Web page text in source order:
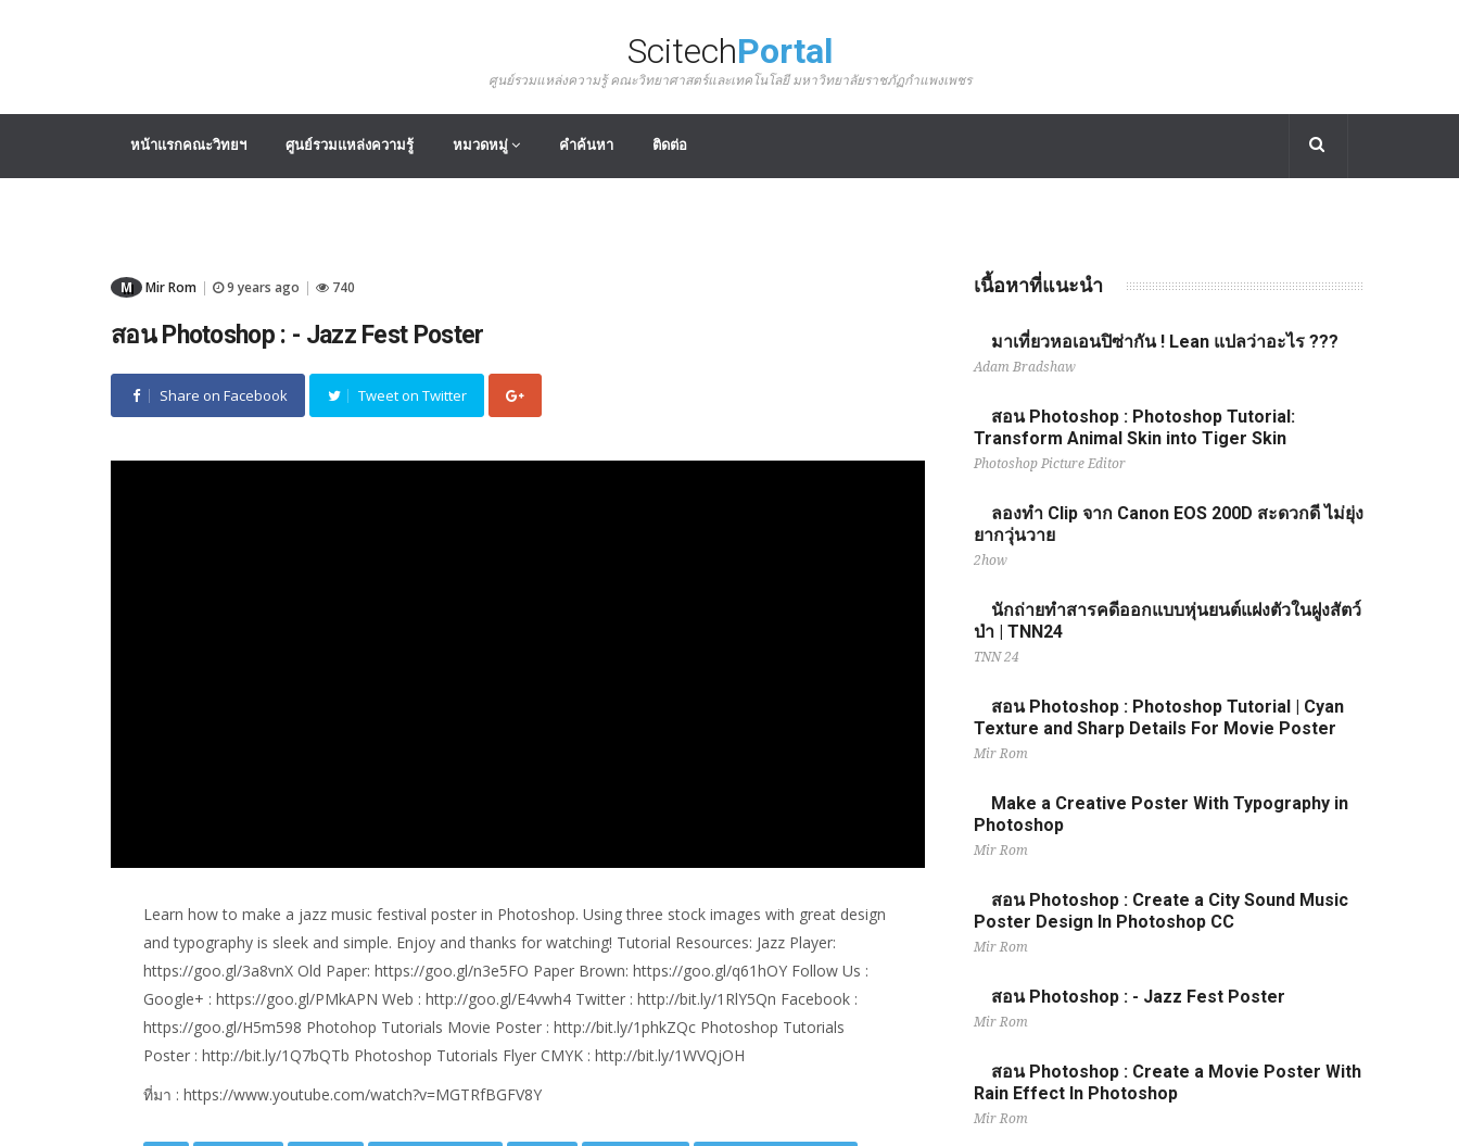
ScitechPortal
ศูนย์รวมแหล่งความรู้ คณะวิทยาศาสตร์และเทคโนโลยี มหาวิทยาลัยราชภัฏกำแพงเพชร
หน้าแรกคณะวิทยฯ ศูนย์รวมแหล่งความรู้ หมวดหมู่ คำค้นหา ติดต่อ
M Mir Rom 9 years ago 740
สอน Photoshop : - Jazz Fest Poster
Share on Facebook Tweet on Twitter
Learn how to make a jazz music festival poster in Photoshop. Using three stock images with great design
and typography is sleek and simple. Enjoy and thanks for watching! Tutorial Resources: Jazz Player:
https://goo.gl/3a8vnX Old Paper: https://goo.gl/n3e5FO Paper Brown: https://goo.gl/q61hOY Follow Us :
Google+ : https://goo.gl/PMkAPN Web : http://goo.gl/E4vwh4 Twitter : http://bit.ly/1RlY5Qn Facebook :
https://goo.gl/H5m598 Photohop Tutorials Movie Poster : http://bit.ly/1phkZQc Photoshop Tutorials
Poster : http://bit.ly/1Q7bQTb Photoshop Tutorials Flyer CMYK : http://bit.ly/1WVQjOH
ที่มา : https://www.youtube.com/watch?v=MGTRfBGFV8Y
เนื้อหาที่แนะนำ
มาเที่ยวหอเอนปิซ่ากัน ! Lean แปลว่าอะไร ???
Adam Bradshaw
สอน Photoshop : Photoshop Tutorial:
Transform Animal Skin into Tiger Skin
Photoshop Picture Editor
ลองทำ Clip จาก Canon EOS 200D สะดวกดี ไม่ยุ่ง
ยากวุ่นวาย
2how
นักถ่ายทำสารคดีออกแบบหุ่นยนต์แฝงตัวในฝูงสัตว์
ป่า | TNN24
TNN 24
สอน Photoshop : Photoshop Tutorial | Cyan
Texture and Sharp Details For Movie Poster
Mir Rom
Make a Creative Poster With Typography in
Photoshop
Mir Rom
สอน Photoshop : Create a City Sound Music
Poster Design In Photoshop CC
Mir Rom
สอน Photoshop : - Jazz Fest Poster
Mir Rom
สอน Photoshop : Create a Movie Poster With
Rain Effect In Photoshop
Mir Rom